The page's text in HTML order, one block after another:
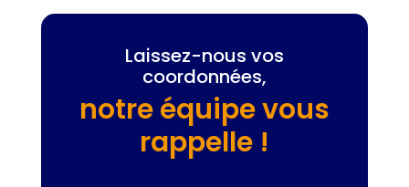
Laissez-nous vos
coordonnées,
notre équipe vous
rappelle !